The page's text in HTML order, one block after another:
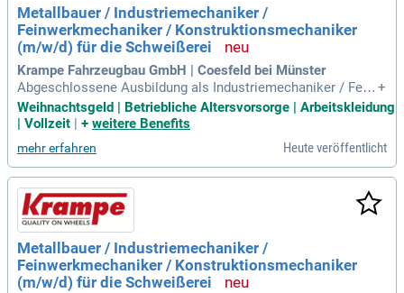
Metallbauer / Industriemechaniker /
Feinwerkmechaniker / Konstruktionsmechaniker
(m/w/d) für die Schweißerei
Krampe Fahrzeugbau GmbH | Coesfeld bei Münster
Abgeschlossene Ausbildung als Industriemechaniker / Fein
werkmechaniker / Konstruktionsmechaniker / Metallbauer
oder vergleichbar (m/w/d); Technisches Verständnis in Verb
morientierte Arbeitsweise
+
Weihnachtsgeld | Betriebliche Altersvorsorge | Arbeitskleidung
| Vollzeit | + weitere Benefits
mehr erfahren Heute veröffentlicht
Metallbauer / Industriemechaniker /
Feinwerkmechaniker / Konstruktionsmechaniker
(m/w/d) für die Schweißerei